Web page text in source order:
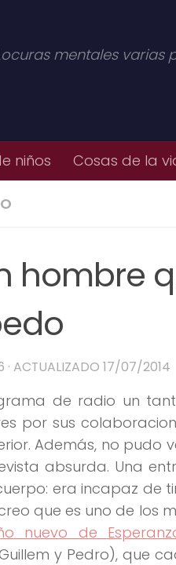
mentales varias
niños Cosas de la
hombre
· ACTUALIZADO 17/07/2014
de radio un
por sus
Además, no pudo
absurda. Una
era incapaz de
que es uno de los
nuevo de
y Pedro), que